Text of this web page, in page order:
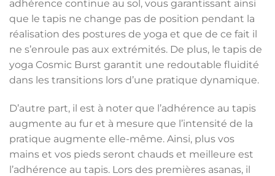
adhérence continue au sol, vous garantissant ainsi
que le tapis ne change pas de position pendant la
réalisation des postures de yoga et que de ce fait il
ne s’enroule pas aux extrémités. De plus, le tapis de
yoga Cosmic Burst garantit une redoutable fluidité
dans les transitions lors d’une pratique dynamique.
D’autre part, il est à noter que l’adhérence au tapis
augmente au fur et à mesure que l’intensité de la
pratique augmente elle-même. Ainsi, plus vos
mains et vos pieds seront chauds et meilleure est
l’adhérence au tapis. Lors des premières asanas, il